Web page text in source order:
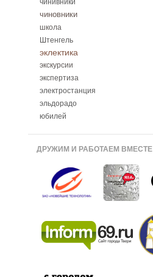
чиновники
школа
Штенгель
эклектика
экскурсии
экспертиза
электростанция
эльдорадо
юбилей
ДРУЖИМ И РАБОТАЕМ ВМЕСТЕ